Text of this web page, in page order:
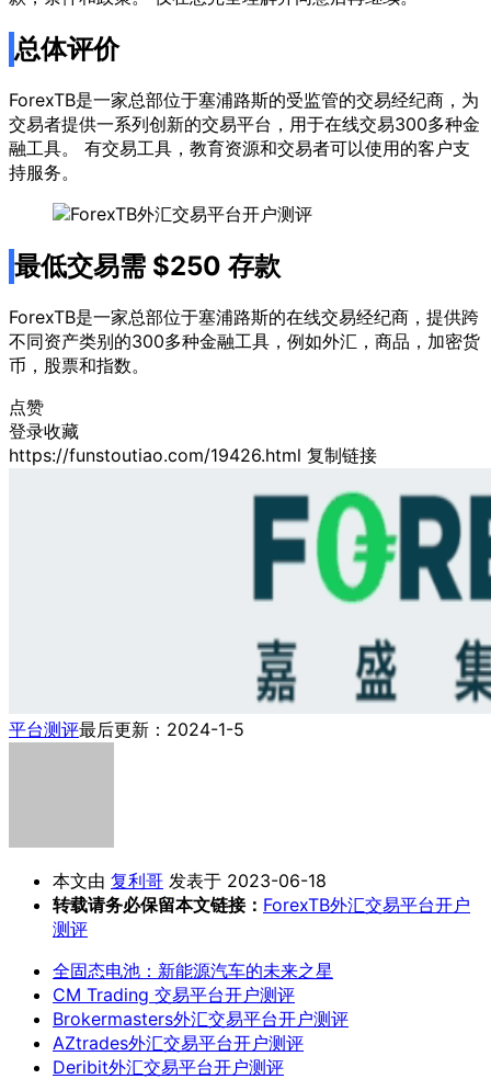
总体评价
ForexTB是一家总部位于塞浦路斯的受监管的交易经纪商，为
交易者提供一系列创新的交易平台，用于在线交易300多种金
融工具。 有交易工具，教育资源和交易者可以使用的客户支
持服务。
最低交易需 $250 存款
ForexTB是一家总部位于塞浦路斯的在线交易经纪商，提供跨
不同资产类别的300多种金融工具，例如外汇，商品，加密货
币，股票和指数。
点赞
登录收藏
https://funstoutiao.com/19426.html 复制链接
平台测评最后更新：2024-1-5
本文由 复利哥 发表于 2023-06-18
转载请务必保留本文链接： ForexTB外汇交易平台开户
测评
全固态电池：新能源汽车的未来之星
CM Trading 交易平台开户测评
Brokermasters外汇交易平台开户测评
AZtrades外汇交易平台开户测评
Deribit外汇交易平台开户测评